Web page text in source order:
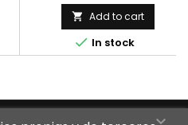
 Add to cart
 In stock